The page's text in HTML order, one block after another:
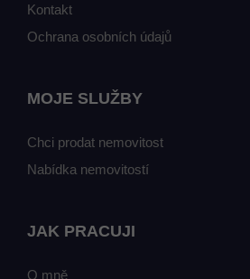
Kontakt
Ochrana osobních údajů
MOJE SLUŽBY
Chci prodat nemovitost
Nabídka nemovitostí
JAK PRACUJI
O mně